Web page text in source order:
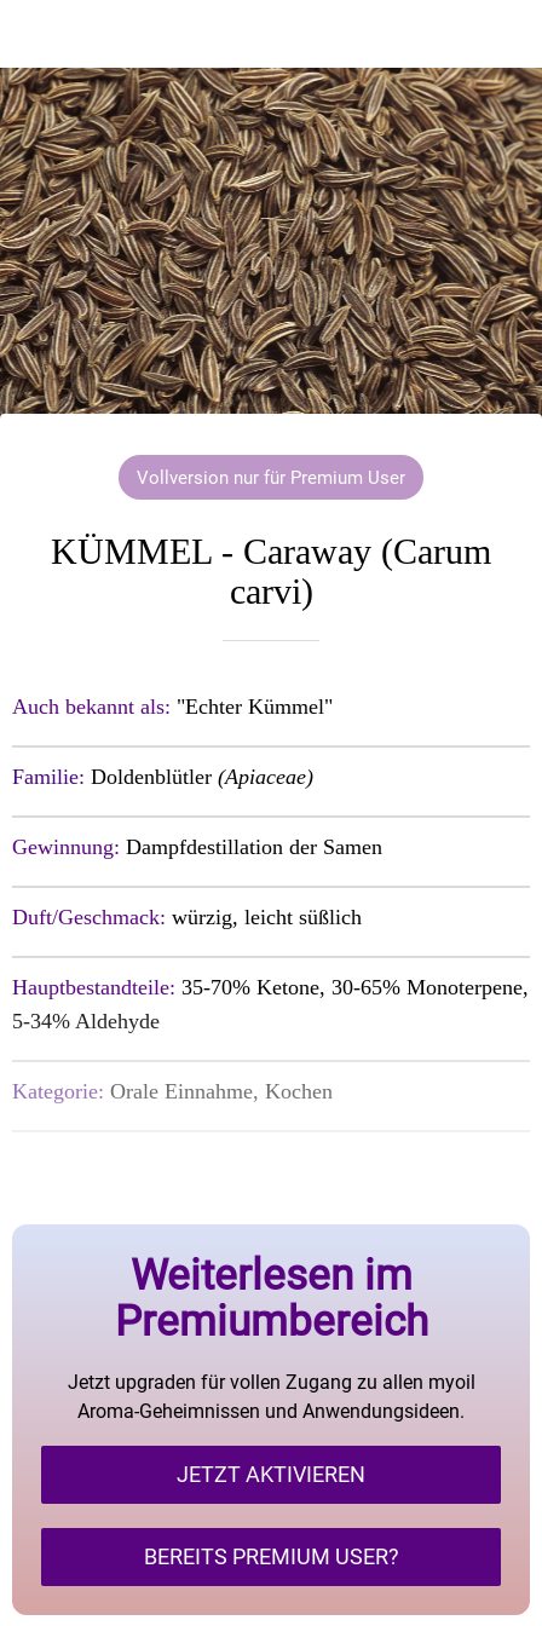
Vollversion nur für Premium User
KÜMMEL - Caraway (Carum
carvi)
Auch bekannt als: "Echter Kümmel"
Familie: Doldenblütler (Apiaceae)
Gewinnung: Dampfdestillation der Samen
Duft/Geschmack: würzig, leicht süßlich
Hauptbestandteile: 35-70% Ketone, 30-65% Monoterpene,
5-34% Aldehyde
Kategorie: Orale Einnahme, Kochen
Weiterlesen im
Premiumbereich
Jetzt upgraden für vollen Zugang zu allen myoil
Aroma-Geheimnissen und Anwendungsideen.
JETZT AKTIVIEREN
BEREITS PREMIUM USER?